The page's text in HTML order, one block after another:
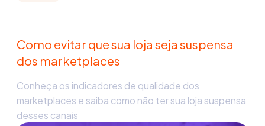
Como evitar que sua loja seja suspensa
dos marketplaces
Conheça os indicadores de qualidade dos
marketplaces e saiba como não ter sua loja suspensa
desses canais